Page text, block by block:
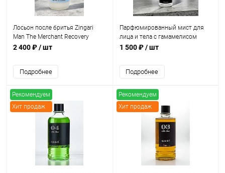
Лосьон после бритья Zingari
Man The Merchant Recovery
Splash, 118 мл
2 400 ₽/ шт
Подробнее
Парфюмированный мист для
лица и тела с гамамелисом
HAGS Flor de Dragones Fine
1 500 ₽/ шт
Подробнее
Рекомендуем
Хит продаж
Рекомендуем
Хит продаж